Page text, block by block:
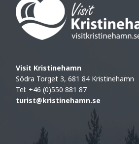
Visit Kristinehamn
Södra Torget 3, 681 84 Kristinehamn
Tel: +46 (0)550 881 87
turist@kristinehamn.se